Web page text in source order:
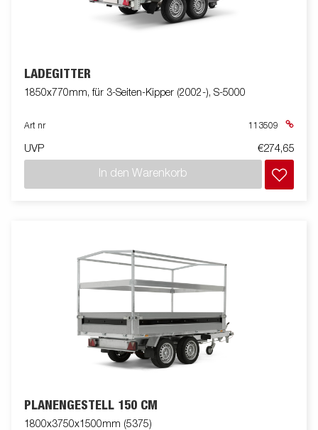
LADEGITTER
1850x770mm, für 3-Seiten-Kipper (2002-), S-5000
Art nr 113509
UVP €274,65
In den Warenkorb
PLANENGESTELL 150 CM
1800x3750x1500mm (5375)